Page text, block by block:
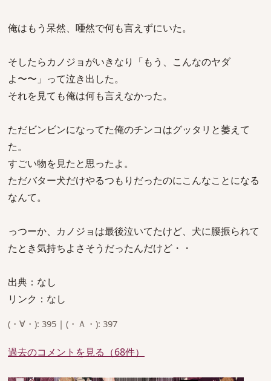
俺はもう呆然、唖然で何も言えずにいた。
そしたらカノジョがいきなり「もう、こんなのヤダ
よ〜〜」って泣き出した。
それを見ても俺は何も言えなかった。
ただビンビンになってた俺のチンコはグッタリと萎えて
た。
すごい物を見たと思ったよ。
ただバター犬だけやるつもりだったのにこんなことになる
なんて。
っつーか、カノジョは最後泣いてたけど、犬に腰振られて
たとき気持ちよさそうだったんだけど・・
出典：なし
リンク：なし
(・∀・): 395 | (・Ａ・): 397
過去のコメントを見る（68件）